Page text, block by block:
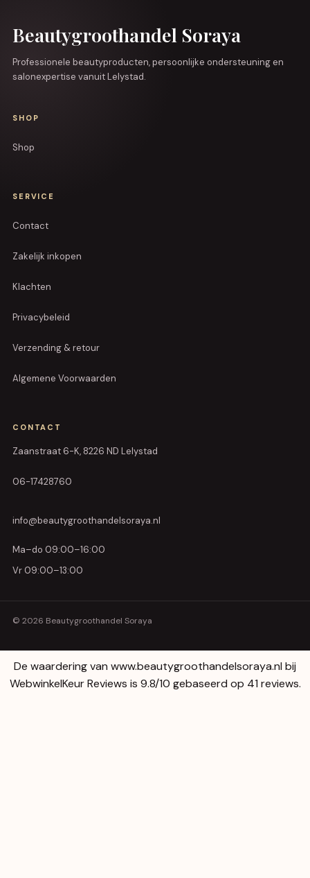
Beautygroothandel Soraya
Professionele beautyproducten, persoonlijke ondersteuning en
salonexpertise vanuit Lelystad.
SHOP
Shop
SERVICE
Contact
Zakelijk inkopen
Klachten
Privacybeleid
Verzending & retour
Algemene Voorwaarden
CONTACT
Zaanstraat 6-K, 8226 ND Lelystad
06-17428760
info@beautygroothandelsoraya.nl
Ma–do 09:00–16:00
Vr 09:00–13:00
© 2026 Beautygroothandel Soraya
De waardering van www.beautygroothandelsoraya.nl bij
WebwinkelKeur Reviews is 9.8/10 gebaseerd op 41 reviews.